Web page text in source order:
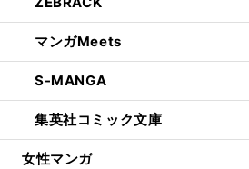
マンガMeets
S-MANGA
集英社コミック文庫
女性マンガ